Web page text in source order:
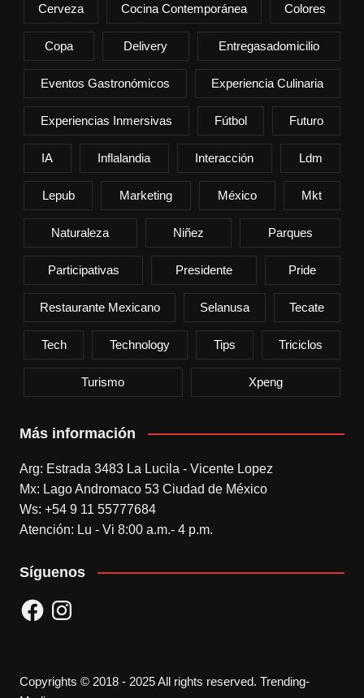
Cerveza Cocina Contemporánea Colores
Copa Delivery Entregasadomicilio
Eventos Gastronómicos Experiencia Culinaria
Experiencias Inmersivas Fútbol Futuro
IA Inflalandia Interacción Ldm
Lepub Marketing México Mkt
Naturaleza Niñez Parques
Participativas Presidente Pride
Restaurante Mexicano Selanusa Tecate
Tech Technology Tips Triciclos
Turismo Xpeng
Más información
Arg: Estrada 3483 La Lucila - Vicente Lopez
Mx: Lago Andromaco 53 Ciudad de México
Ws: +54 9 11 55777684
Atención: Lu - Vi 8:00 a.m.- 4 p.m.
Síguenos
FacebookInstagram
Copyrights © 2018 - 2025 All rights reserved. Trending-